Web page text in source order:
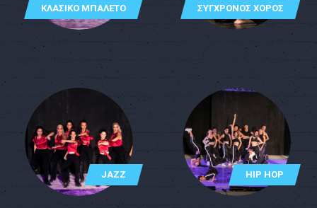
ΚΛΑΣΙΚΌ ΜΠΑΛΈΤΟ ΣΎΓΧΡΟΝΟΣ ΧΟΡΌΣ
JAZZ HIP HOP